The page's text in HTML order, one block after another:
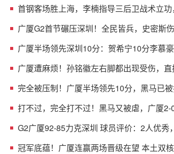
首钢客场胜上海，李楠指导三后卫战术立功
广厦G2首节碾压深圳！全民皆兵，史密斯
广厦半场领先深圳10分：贺希宁10分李慕
广厦遭麻烦！孙铭徽左右脚都出现受伤，
完全被压制！广厦半场领先10分，黑马已
打不过，完全打不过！黑马又被虐，广厦2-
G2广厦92-85力克深圳 球员评价：2人优秀
冠军底蕴！广厦连赢两场晋级在望 本土双